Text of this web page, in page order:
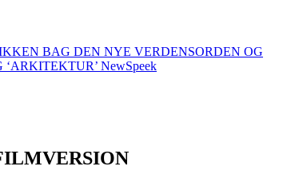
BAG DEN NYE VERDENSORDEN OG
‘ARKITEKTUR’ NewSpeek